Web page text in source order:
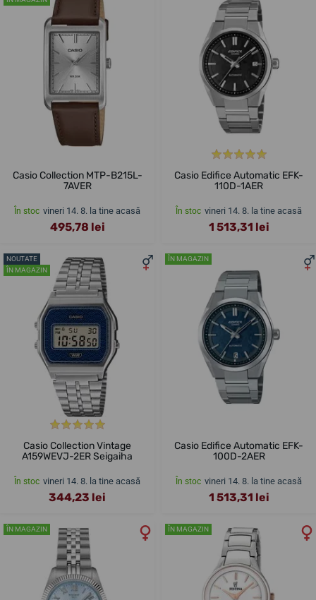
Casio Collection MTP-B215L-
7AVER
În stoc vineri 14. 8. la tine acasă
495,78 lei
Casio Edifice Automatic EFK-
110D-1AER
În stoc vineri 14. 8. la tine acasă
1 513,31 lei
NOUTATE
ÎN MAGAZIN
Casio Collection Vintage
A159WEVJ-2ER Seigaiha
În stoc vineri 14. 8. la tine acasă
344,23 lei
ÎN MAGAZIN
Casio Edifice Automatic EFK-
100D-2AER
În stoc vineri 14. 8. la tine acasă
1 513,31 lei
ÎN MAGAZIN ÎN MAGAZIN